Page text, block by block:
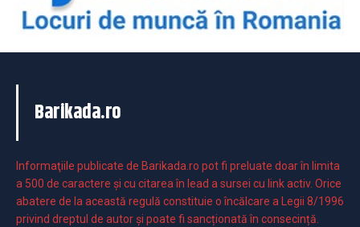
Barikada.ro
Informaţiile publicate de Barikada.ro pot fi preluate doar în limita
a 500 de caractere şi cu citarea în lead a sursei cu link activ. Orice
abatere de la această regulă constituie o încălcare a Legii 8/1996
privind dreptul de autor și poate fi sancționată în consecință.